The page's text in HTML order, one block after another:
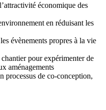
économique des
en réduisant les
évènements propres à la vie
pour expérimenter de
aménagements
processus de co-conception,